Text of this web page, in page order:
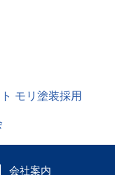
会社案内